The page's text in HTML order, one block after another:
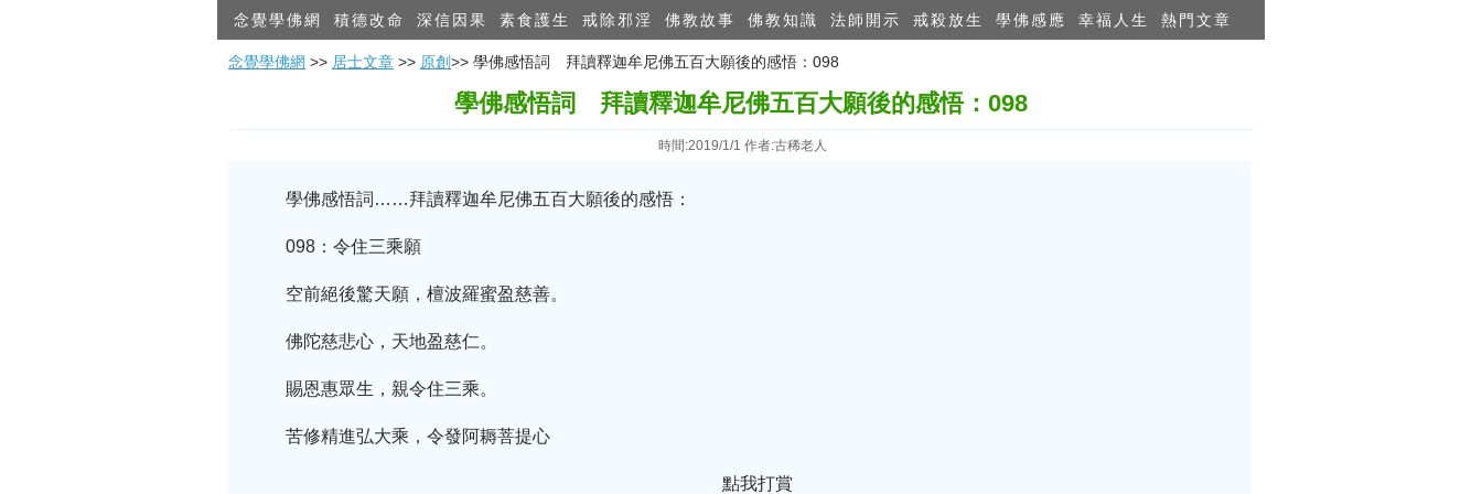
念覺學佛網 積德改命 深信因果 素食護生 戒除邪淫 佛教故事 佛教知識 法師開示 戒殺放生 學佛感應 幸福人生 熱門文章
念覺學佛網 >> 居士文章 >> 原創>> 學佛感悟詞 拜讀釋迦牟尼佛五百大願後的感悟：098
學佛感悟詞 拜讀釋迦牟尼佛五百大願後的感悟：098
時間:2019/1/1 作者:古稀老人
學佛感悟詞……拜讀釋迦牟尼佛五百大願後的感悟：
098：令住三乘願
空前絕後驚天願，檀波羅蜜盈慈善。
佛陀慈悲心，天地盈慈仁。
賜恩惠眾生，親令住三乘。
苦修精進弘大乘，令發阿耨菩提心
點我打賞